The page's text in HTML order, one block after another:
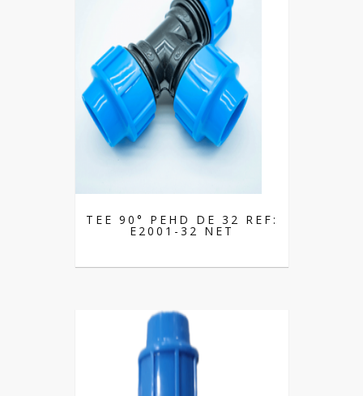
TEE 90° PEHD DE 32 REF:
E2001-32 NET